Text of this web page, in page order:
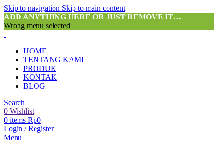
Skip to navigation Skip to main content
ADD ANYTHING HERE OR JUST REMOVE IT…
Wrong menu selected
HOME
TENTANG KAMI
PRODUK
KONTAK
BLOG
Search
0 Wishlist
0 items Rp0
Login / Register
Menu